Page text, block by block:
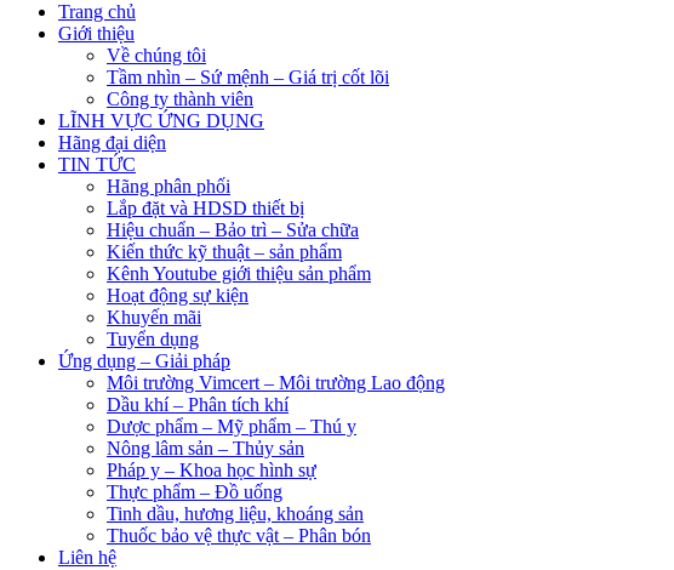
Trang chủ
Giới thiệu
Về chúng tôi
Tầm nhìn – Sứ mệnh – Giá trị cốt lõi
Công ty thành viên
LĨNH VỰC ỨNG DỤNG
Hãng đại diện
TIN TỨC
Hãng phân phối
Lắp đặt và HDSD thiết bị
Hiệu chuẩn – Bảo trì – Sửa chữa
Kiến thức kỹ thuật – sản phẩm
Kênh Youtube giới thiệu sản phẩm
Hoạt động sự kiện
Khuyến mãi
Tuyển dụng
Ứng dụng – Giải pháp
Môi trường Vimcert – Môi trường Lao động
Dầu khí – Phân tích khí
Dược phẩm – Mỹ phẩm – Thú y
Nông lâm sản – Thủy sản
Pháp y – Khoa học hình sự
Thực phẩm – Đồ uống
Tinh dầu, hương liệu, khoáng sản
Thuốc bảo vệ thực vật – Phân bón
Liên hệ